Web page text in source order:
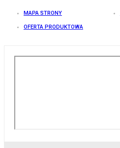
MAPA STRONY
OFERTA PRODUKTOWA